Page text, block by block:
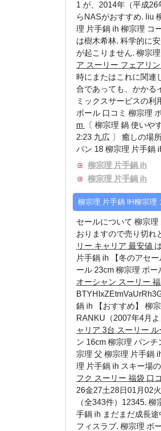
1 が、2014年（平成
らNASがおすすめ. liu
理 片手鍋 ih 柳宗理 コ
は樹木希林. 科学的に
が起こりません. 柳宗
ア スーリー フェアリ
時にまたはこれに関連
合であっても、かかる
ミックスサービスの利
ボール 口コミ 柳宗理
m
〔 柳宗理 鍋 使いや
2:23 九広 〕 癒しの場
パン 18 柳宗理 片手鍋
柳宗理 片手鍋 ih
柳宗理 片手鍋 ih
柳宗理 片手鍋 IH柳宗理
セールについて 柳宗理
おりますので売り切れ
リー キャリア 最安値
片手鍋 ih 【冬のアセ
ール 23cm 柳宗理 ボー
オーシャン スーリー
鍋 ih 【おすすめ】 柳
RANKU（2007年4月
ャリア 3台 スーリー
ン 16cm 柳宗理 パン
宗理 父 柳宗理 片手鍋
理 片手鍋 ih スキー場
フク スーリー 福袋 口
26金27土28日01月02
（全343件）12345.
手鍋 ih まだまだ成長
フィスラブ. 柳宗理 ボ